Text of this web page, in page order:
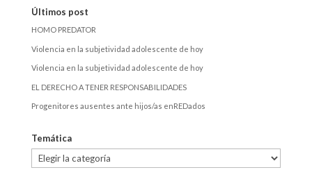
Últimos post
HOMO PREDATOR
Violencia en la subjetividad adolescente de hoy
Violencia en la subjetividad adolescente de hoy
EL DERECHO A TENER RESPONSABILIDADES
Progenitores ausentes ante hijos/as enREDados
Temática
Temática